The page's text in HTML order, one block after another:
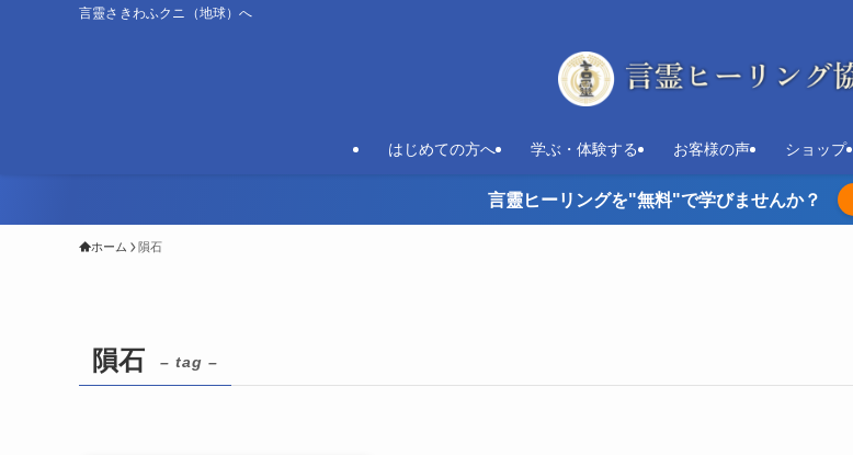
言靈さきわふクニ（地球）へ
はじめての方へ 学ぶ・体験する お客様の声 ショップ
言靈ヒーリングを"無料"で学びませんか？
ホーム 隕石
隕石 – tag –